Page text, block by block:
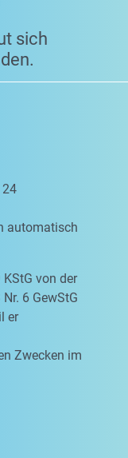
sich
24
automatisch
von der
6 GewStG
er
Zwecken im